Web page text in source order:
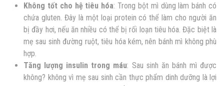
Không tốt cho hệ tiêu hóa: Trong bột mì dùng làm bánh có
chứa gluten. Đây là một loại protein có thể làm cho người ăn
bị đầy hơi, nếu ăn nhiều có thể bị rối loạn tiêu hóa. Đặc biệt là
mẹ sau sinh đường ruột, tiêu hóa kém, nên bánh mì không phù
hợp.
Tăng lượng insulin trong máu: Sau sinh ăn bánh mì được
không? không vì mẹ sau sinh cần thực phẩm dinh dưỡng là lợi